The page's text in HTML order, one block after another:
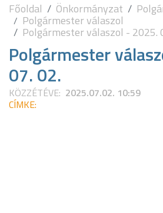
Főoldal Önkormányzat
Polgármester válaszol
Polgármester válaszol - 2025.
Polgármester
07. 02.
KÖZZÉTÉVE: 2025.07.02. 10:59
CÍMKE: